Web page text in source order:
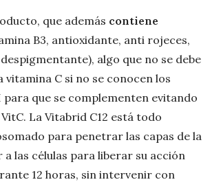
que además contiene
B3, antioxidante, anti rojeces,
algo que no se debe
vitamina C si no se conocen los
que se complementen evitando
La Vitabrid C12 está todo
para penetrar las capas de la
a las células para liberar su acción
12 horas, sin intervenir con